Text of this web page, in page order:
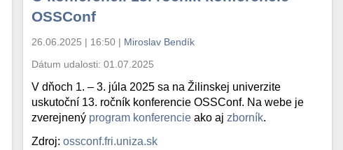
OSSConf
26.06.2025 | 16:50 | Miroslav Bendík
Dátum udalosti:01.07.2025
V dňoch 1. – 3. júla 2025 sa na Žilinskej univerzite
uskutoční 13. ročník konferencie OSSConf. Na webe je
zverejnený program konferencie ako aj zborník.
Zdroj:ossconf.fri.uniza.sk